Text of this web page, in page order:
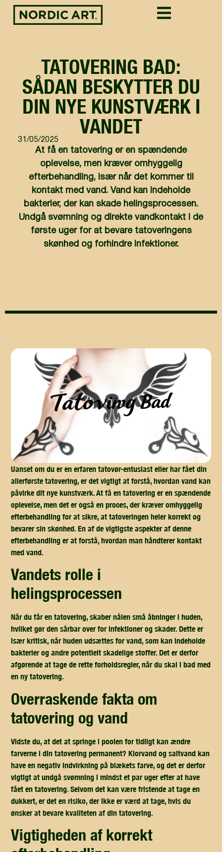
TATOVERING BAD:
SÅDAN BESKYTTER DU
DIN NYE KUNSTVÆRK I
VANDET
31/05/2025
At få en tatovering er en spændende
oplevelse, men kræver omhyggelig
efterbehandling, især når det kommer til
kontakt med vand. Vand kan indeholde
bakterier, der kan skade helingsprocessen.
Undgå svømning og direkte vandkontakt i de
første uger for at bevare tatoveringens
skønhed og forhindre infektioner.
Uanset om du er en erfaren tatovør-entusiast eller har fået din
allerførste tatovering, er det vigtigt at forstå, hvordan vand kan
påvirke dit nye kunstværk. At få en tatovering er en spændende
oplevelse, men det er også en proces, der kræver omhyggelig
efterbehandling for at sikre, at tatoveringen heler korrekt og
bevarer sin skønhed. En af de vigtigste aspekter af denne
efterbehandling er at forstå, hvordan man håndterer kontakt
med vand.
vandets rolle i
helingsprocessen
Når du får en tatovering, skaber nålen små åbninger i huden,
hvilket gør den sårbar over for infektioner og skader. Dette er
især kritisk, når huden udsættes for vand, som kan indeholde
bakterier og andre potentielt skadelige stoffer. Det er derfor
afgørende at tage de rette forholdsregler, når du skal i bad med
en ny tatovering.
overraskende fakta om
tatovering og vand
Vidste du, at det at springe i poolen for tidligt kan ændre
farverne i din tatovering permanent? Klorvand og saltvand kan
have en negativ indvirkning på blækets farve, og det er derfor
vigtigt at undgå svømning i mindst et par uger efter at have
fået en tatovering. Selvom det kan være fristende at tage en
dukkert, er det en risiko, der ikke er værd at tage, hvis du
ønsker at bevare kvaliteten af din tatovering.
vigtigheden af korrekt